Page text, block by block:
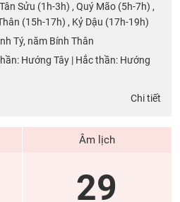
Sửu (1h-3h) , Quý Mão (5h-7h) ,
(15h-17h) , Kỷ Dậu (17h-19h)
Tý, năm Bính Thân
Hướng Tây | Hắc thần: Hướng
Chi tiết
Âm lịch
29